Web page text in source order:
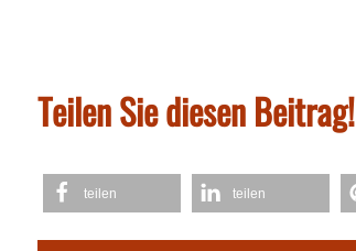
Teilen Sie diesen Beitrag!
teilen teilen